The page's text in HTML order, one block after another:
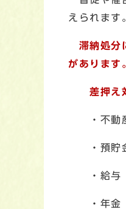
えられます
滞納処分
があります
差押え
・不動
・預貯
・給与
・年金